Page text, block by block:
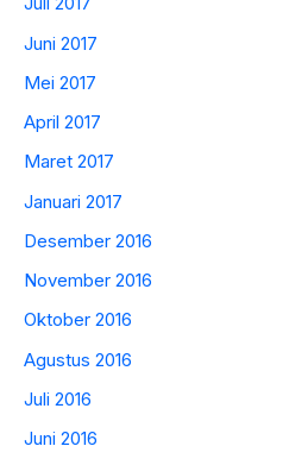
Juni 2017
Mei 2017
April 2017
Maret 2017
Januari 2017
Desember 2016
November 2016
Oktober 2016
Agustus 2016
Juli 2016
Juni 2016